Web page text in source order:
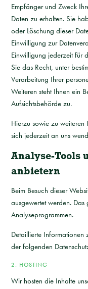
Empfänger und Zweck
Daten zu erhalten. Sie
oder Löschung dieser
Einwilligung zur
Einwilligung jederzeit für
Sie das Recht, unter
Verarbeitung Ihrer
Weiteren steht Ihnen ein
Aufsichtsbehörde zu.
Hierzu sowie zu weiteren
sich jederzeit an uns
Analyse-Tools
anbietern
Beim Besuch dieser
ausgewertet werden. Das
Analyseprogrammen.
Detaillierte Informationen
der folgenden
2. HOSTING
Wir hosten die Inhalte